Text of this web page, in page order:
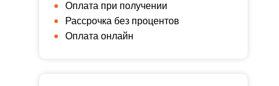
Оплата при получении
Рассрочка без процентов
Оплата онлайн